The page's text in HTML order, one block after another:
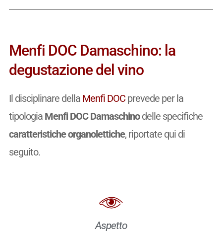
Menfi DOC Damaschino: la
degustazione del vino
Il disciplinare della Menfi DOCprevede per la
tipologia Menfi DOC Damaschinodelle specifiche
caratteristiche organolettiche, riportate qui di
seguito.
Aspetto